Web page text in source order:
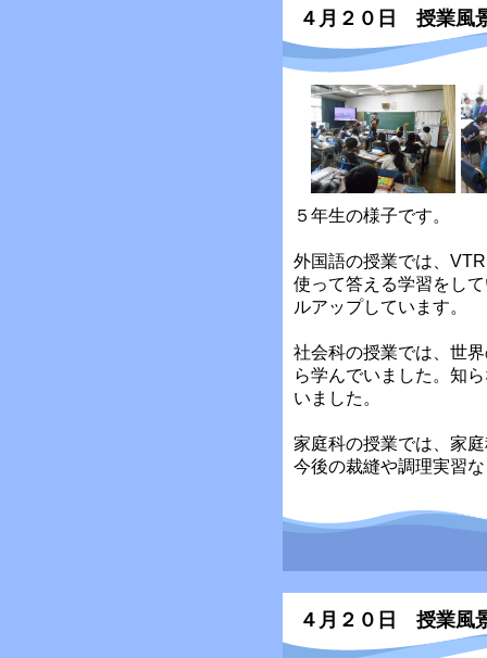
４月２０日 授業風
５年生の様子です。
外国語の授業では、
使って答える学習をし
ルアップしています。
社会科の授業では、世
ら学んでいました。知
いました。
家庭科の授業では、家
今後の裁縫や調理実習
４月２０日 授業風